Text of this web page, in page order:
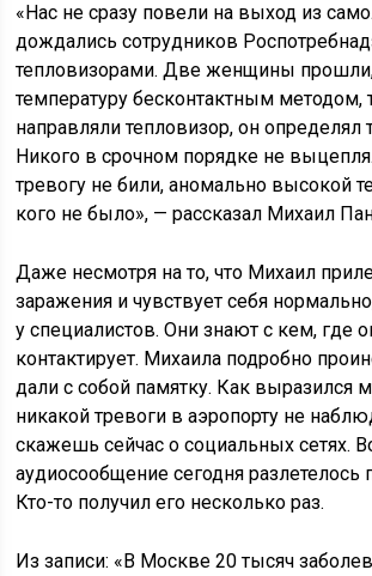
«Нас не сразу повели на выход из
дождались сотрудников
тепловизорами. Две женщины
температуру бесконтактным методом,
направляли тепловизор, он определял
Никого в срочном порядке не
тревогу не били, аномально высокой
кого не было», — рассказал Михаил
Даже несмотря на то, что Михаил
заражения и чувствует себя
у специалистов. Они знают с кем, где
контактирует. Михаила подробно
дали с собой памятку. Как выразился
никакой тревоги в аэропорту не
скажешь сейчас о социальных сетях.
аудиосообщение сегодня разлетелось
Кто-то получил его несколько раз.
Из записи: «В Москве 20 тысяч